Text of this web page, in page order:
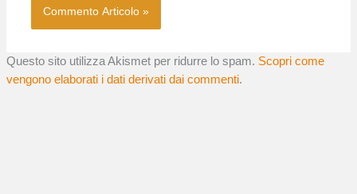
Questo sito utilizza Akismet per ridurre lo spam. Scopri come
vengono elaborati i dati derivati dai commenti.